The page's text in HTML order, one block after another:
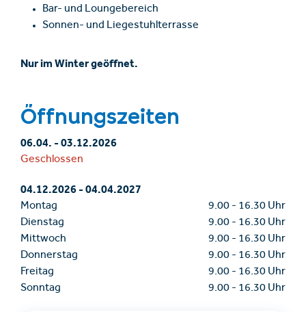
Bar- und Loungebereich
Sonnen- und Liegestuhlterrasse
Nur im Winter geöffnet.
Öffnungszeiten
06.04.-03.12.2026
Geschlossen
04.12.2026-04.04.2027
Montag 9.00 - 16.30 Uhr
Dienstag
9.00 - 16.30 Uhr
Mittwoch
9.00 - 16.30 Uhr
Donnerstag
9.00 - 16.30 Uhr
Freitag
9.00 - 16.30 Uhr
Sonntag
9.00 - 16.30 Uhr